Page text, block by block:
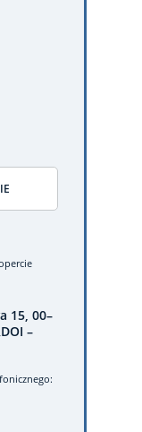
15, 00–
–